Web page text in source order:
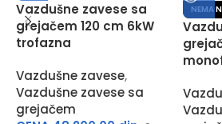
Vazdušne zavese sa
grejačem 120 cm 6kW
trofazna
Vazdušne zavese,
Vazdušne zavese sa
grejačem
NEMA